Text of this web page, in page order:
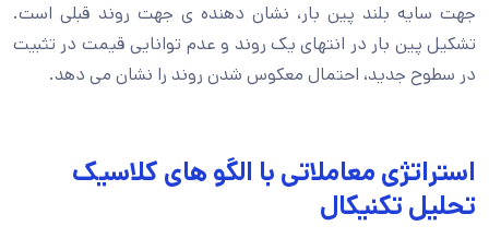
جهت سایه بلند پین بار، نشان دهنده ی جهت روند قبلی است.
تشکیل پین بار در انتهای یک روند و عدم توانایی قیمت در تثبیت
در سطوح جدید، احتمال معکوس شدن روند را نشان می دهد.
استراتژی معاملاتی با الگو های کلاسیک
تحلیل تکنیکال